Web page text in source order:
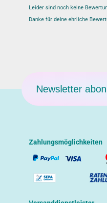
Leider sind noch keine
Danke für deine ehrliche
Newsletter
Zahlungsmöglichkeiten